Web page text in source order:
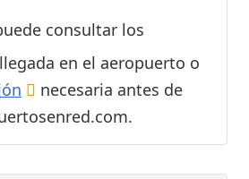
consultar los
en el aeropuerto o
necesaria antes de